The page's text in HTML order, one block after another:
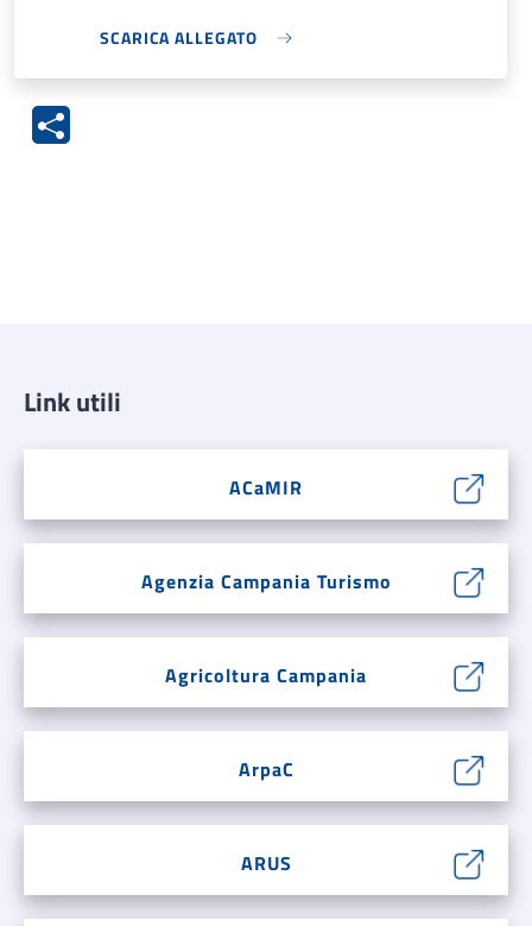
SCARICA ALLEGATO
Link utili
ACaMIR
Agenzia Campania Turismo
Agricoltura Campania
ArpaC
ARUS